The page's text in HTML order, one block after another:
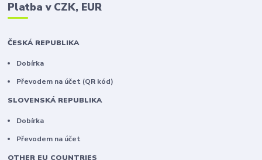
Platba v CZK, EUR
ČESKÁ REPUBLIKA
Dobírka
Převodem na účet (QR kód)
SLOVENSKÁ REPUBLIKA
Dobírka
Převodem na účet
OTHER EU COUNTRIES